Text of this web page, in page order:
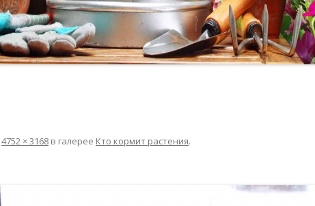
4752 × 3168 в галерее Кто кормит растения.